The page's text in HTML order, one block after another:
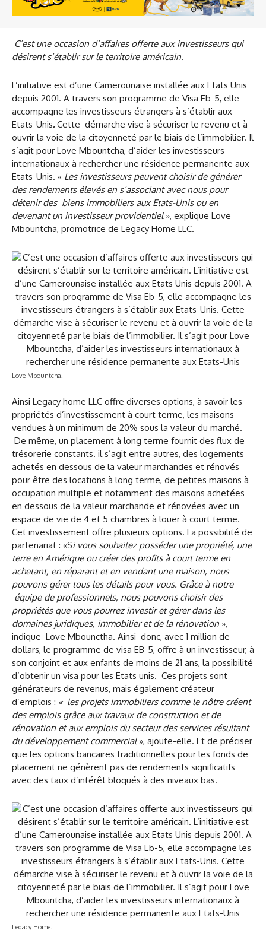
C’est une occasion d’affaires offerte aux investisseurs qui
désirent s’établir sur le territoire américain.
L’initiative est d’une Camerounaise installée aux Etats Unis
depuis 2001. A travers son programme de Visa Eb-5, elle
accompagne les investisseurs étrangers à s’établir aux
Etats-Unis.Cette démarche vise à sécuriser le revenu et à
ouvrir la voie de la citoyenneté par le biais de l’immobilier. Il
s’agit pour Love Mbountcha, d’aider les investisseurs
internationaux à rechercher une résidence permanente aux
Etats-Unis. « Les investisseurs peuvent choisir de générer
des rendements élevés en s’associant avec nous pour
détenir des biens immobiliers aux Etats-Unis ou en
devenant un investisseur providentiel», explique Love
Mbountcha, promotrice de Legacy Home LLC.
Love Mbountcha.
Ainsi Legacy home LLC offre diverses options, à savoir les
propriétés d’investissement à court terme, les maisons
vendues à un minimum de 20% sous la valeur du marché.
De même, un placement à long terme fournit des flux de
trésorerie constants. il s’agit entre autres, des logements
achetés en dessous de la valeur marchandes et rénovés
pour être des locations à long terme, de petites maisons à
occupation multiple et notamment des maisons achetées
en dessous de la valeur marchande et rénovées avec un
espace de vie de 4 et 5 chambres à louer à court terme.
Cet investissement offre plusieurs options. La possibilité de
partenariat : «Si vous souhaitez posséder une propriété, une
terre en Amérique ou créer des profits à court terme en
achetant, en réparant et en vendant une maison, nous
pouvons gérer tous les détails pour vous. Grâce à notre
équipe de professionnels, nous pouvons choisir des
propriétés que vous pourrez investir et gérer dans les
domaines juridiques, immobilier et de la rénovation »,
indique Love Mbounctha. Ainsi donc, avec 1 million de
dollars, le programme de visa EB-5, offre à un investisseur, à
son conjoint et aux enfants de moins de 21 ans, la possibilité
d’obtenir un visa pour les Etats unis. Ces projets sont
générateurs de revenus, mais également créateur
d’emplois : « les projets immobiliers comme le nôtre créent
des emplois grâce aux travaux de construction et de
rénovation et aux emplois du secteur des services résultant
du développement commercial », ajoute-elle. Et de préciser
que les options bancaires traditionnelles pour les fonds de
placement ne génèrent pas de rendements significatifs
avec des taux d’intérêt bloqués à des niveaux bas.
Legacy Home.